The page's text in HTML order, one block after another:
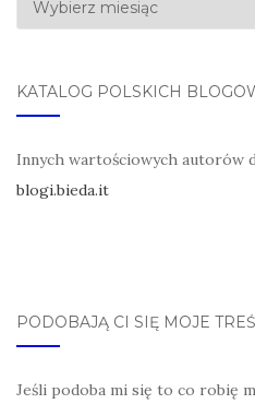
KATALOG POLSKICH
Innych wartościowych autorów
blogi.bieda.it
PODOBAJĄ CI SIĘ MOJE
Jeśli podoba mi się to co robię